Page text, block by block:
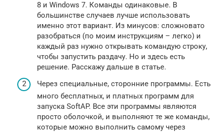
8 и Windows 7. Команды одинаковые. В
большинстве случаев лучше использовать
именно этот вариант. Из минусов: сложновато
разобраться (по моим инструкциям – легко) и
каждый раз нужно открывать командую строку,
чтобы запустить раздачу. Но и здесь есть
решение. Расскажу дальше в статье.
Через специальные, сторонние программы. Есть
много бесплатных, и платных программ для
запуска SoftAP. Все эти программы являются
просто оболочкой, и выполняют те же команды,
которые можно выполнить самому через